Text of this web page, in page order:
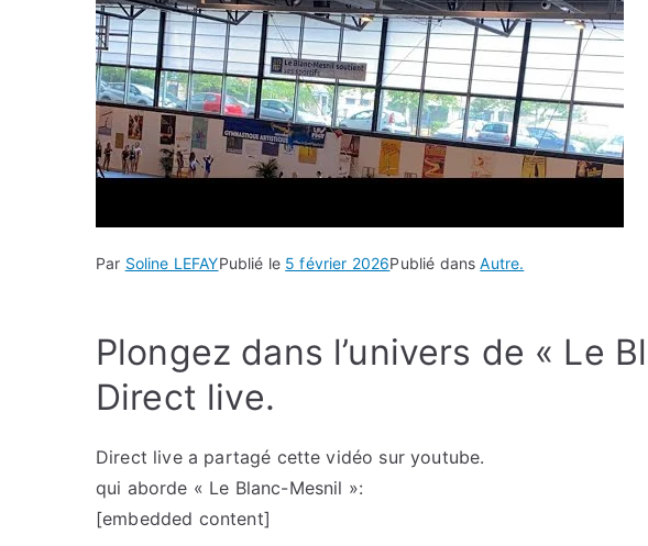
Par Soline LEFAYPublié le 5 février 2026Publié dansAutre.
Plongez dans l’univers de « Le
Direct live.
Direct live a partagé cette vidéo sur youtube.
qui aborde « Le Blanc-Mesnil »:
[embedded content]